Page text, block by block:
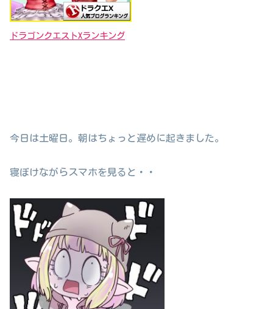
ドラゴンクエストXランキング
今日は土曜日。朝はちょっと遅めに起きました。
寝ぼけながらスマホを見ると・・